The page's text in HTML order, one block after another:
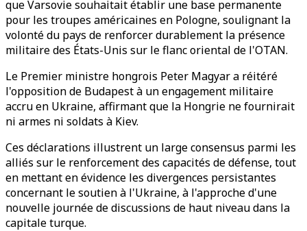
que Varsovie souhaitait établir une base permanente
pour les troupes américaines en Pologne, soulignant la
volonté du pays de renforcer durablement la présence
militaire des États-Unis sur le flanc oriental de l'OTAN.
Le Premier ministre hongrois Peter Magyar a réitéré
l'opposition de Budapest à un engagement militaire
accru en Ukraine, affirmant que la Hongrie ne fournirait
ni armes ni soldats à Kiev.
Ces déclarations illustrent un large consensus parmi les
alliés sur le renforcement des capacités de défense, tout
en mettant en évidence les divergences persistantes
concernant le soutien à l'Ukraine, à l'approche d'une
nouvelle journée de discussions de haut niveau dans la
capitale turque.